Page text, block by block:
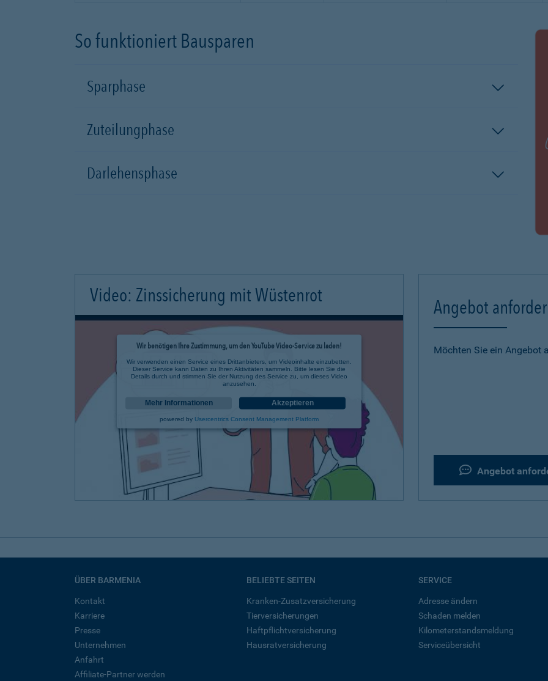
So funktioniert Bausparen
Sparphase
Zuteilungphase
Darlehensphase
Video: Zinssicherung mit Wüstenrot
Wir benötigen Ihre Zustimmung, um den YouTube Video-Service zu laden!
Wir verwenden einen Service eines Drittanbieters, um Videoinhalte einzubetten.
Dieser Service kann Daten zu Ihren Aktivitäten sammeln. Bitte lesen Sie die
Details durch und stimmen Sie der Nutzung des Service zu, um dieses Video
anzusehen.
Mehr Informationen Akzeptieren
powered by Usercentrics Consent Management Platform
Angebot
Möchten Sie ein Angebot
Angebot
ÜBER BARMENIA
Kontakt
Karriere
Presse
Unternehmen
Anfahrt
Affiliate-Partner werden
BELIEBTE SEITEN
Kranken-Zusatzversicherung
Tierversicherungen
Haftpflichtversicherung
Hausratversicherung
SERVICE
Adresse ändern
Schaden melden
Kilometerstandsmeldung
Serviceübersicht